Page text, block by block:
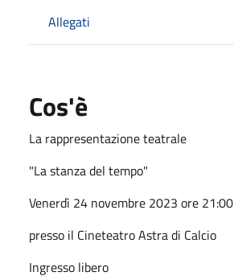
Allegati
Cos'è
La rappresentazione teatrale
"La stanza del tempo"
Venerdì 24 novembre 2023 ore 21:00
presso il Cineteatro Astra di Calcio
Ingresso libero